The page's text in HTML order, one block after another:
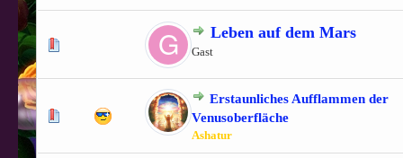
Leben auf dem Mars
Gast
0 Bewertung(en) - 0 von 5 durchschnittlich
12 345
Erstaunliches Aufflammen der
Venusoberfläche
Ashatur
1 Bewertung(en) - 5 von 5 durchschnittlich
12345